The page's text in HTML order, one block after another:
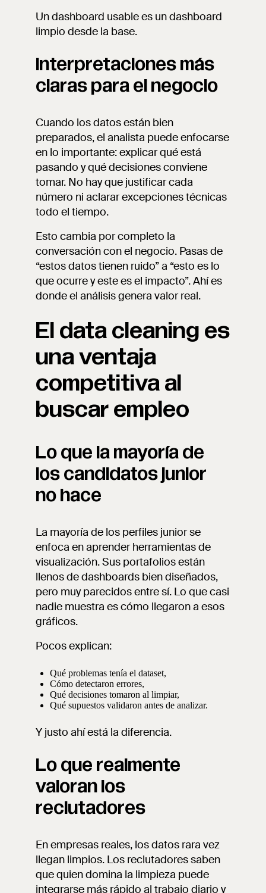
Un dashboard usable es un dashboard
limpio desde la base.
Interpretaciones más
claras para el negocio
Cuando los datos están bien
preparados, el analista puede enfocarse
en lo importante: explicar qué está
pasando y qué decisiones conviene
tomar. No hay que justificar cada
número ni aclarar excepciones técnicas
todo el tiempo.
Esto cambia por completo la
conversación con el negocio. Pasas de
“estos datos tienen ruido” a “esto es lo
que ocurre y este es el impacto”. Ahí es
donde el análisis genera valor real.
El data cleaning es
una ventaja
competitiva al
buscar empleo
Lo que la mayoría de
los candidatos junior
no hace
La mayoría de los perfiles junior se
enfoca en aprender herramientas de
visualización. Sus portafolios están
llenos de dashboards bien diseñados,
pero muy parecidos entre sí. Lo que casi
nadie muestra es cómo llegaron a esos
gráficos.
Pocos explican:
Qué problemas tenía el dataset,
Cómo detectaron errores,
Qué decisiones tomaron al limpiar,
Qué supuestos validaron antes de analizar.
Y justo ahí está la diferencia.
Lo que realmente
valoran los
reclutadores
En empresas reales, los datos rara vez
llegan limpios. Los reclutadores saben
que quien domina la limpieza puede
integrarse más rápido al trabajo diario y